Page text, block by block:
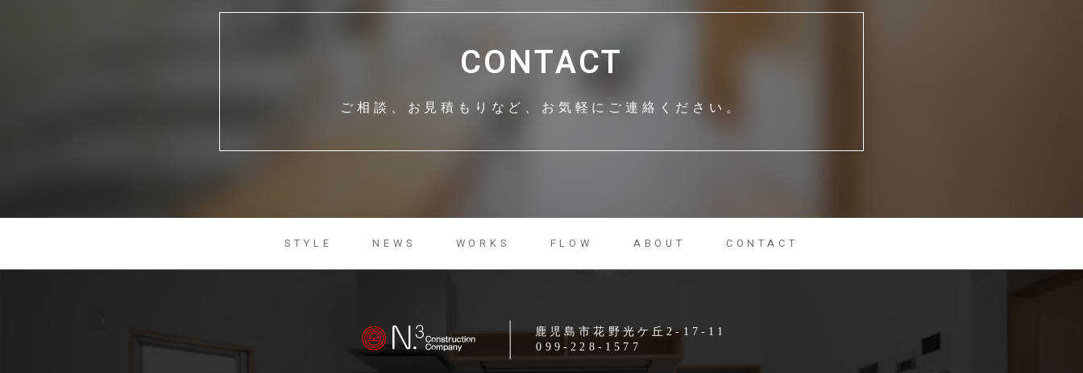
CONTACT
ご相談、お見積もりなど、 お気軽にご連絡ください。
STYLE NEWS WORKS FLOW ABOUT CONTACT